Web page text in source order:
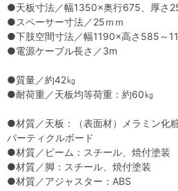
●天板寸法／幅1350×奥行675、厚さ
●スペーサー寸法／25ｍｍ
●下肢空間寸法／幅1190×高さ585～
●電源ケーブル長さ／3m
●質量／約42㎏
●耐荷重／天板均等荷重：約60㎏
●材質／天板：（表面材）メラミン化
パーティクルボード
●材質／ビーム：スチール、焼付塗装
●材質／脚：スチール、焼付塗装
●材質／アジャスター：ABS